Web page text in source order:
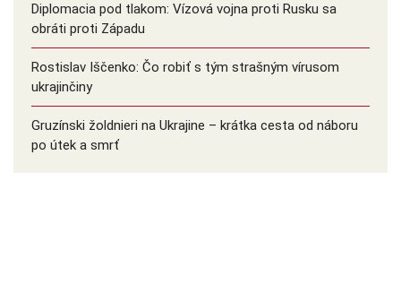
Diplomacia pod tlakom: Vízová vojna proti Rusku sa
obráti proti Západu
Rostislav Iščenko: Čo robiť s tým strašným vírusom
ukrajinčiny
Gruzínski žoldnieri na Ukrajine – krátka cesta od náboru
po útek a smrť